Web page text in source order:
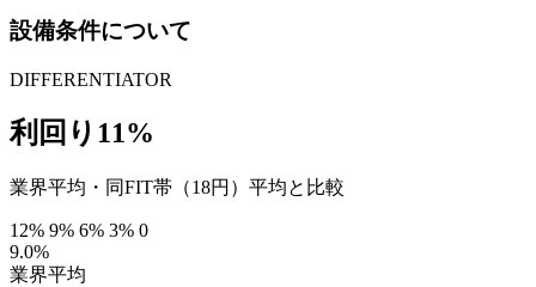
設備条件について
DIFFERENTIATOR
利回り11%
業界平均・同FIT帯（18円）平均と比較
12% 9% 6% 3% 0
9.0%
業界平均